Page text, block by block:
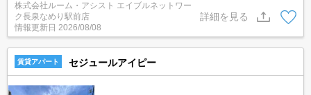
株式会社ルーム・アシスト エイブルネットワー
ク長泉なめり駅前店
情報更新日 2026/08/08
詳細を見る
賃貸アパート セジュールアイピー